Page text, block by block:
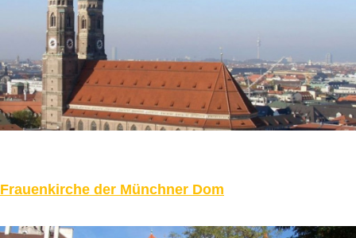
Frauenkirche der Münchner Dom